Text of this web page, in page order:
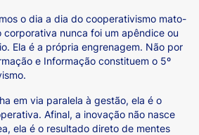
o dia a dia do cooperativismo mato-
corporativa nunca foi um apêndice ou
Ela é a própria engrenagem. Não por
e Informação constituem o 5º
em via paralela à gestão, ela é o
Afinal, a inovação não nasce
ela é o resultado direto de mentes